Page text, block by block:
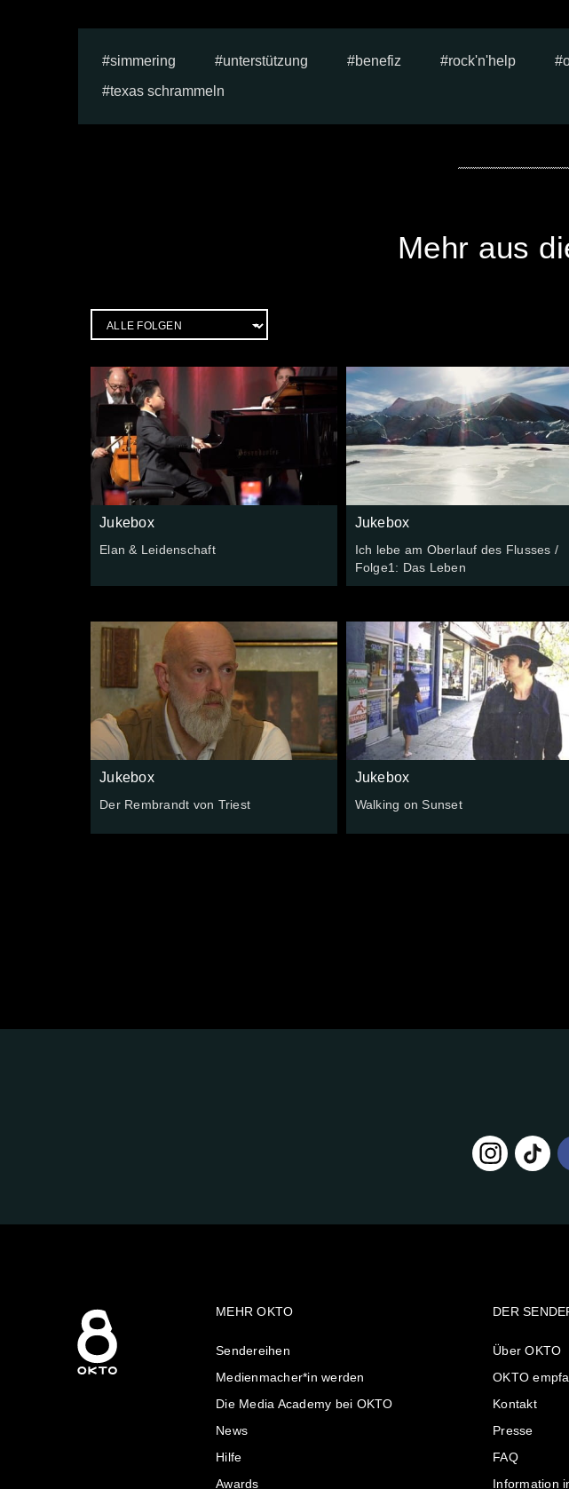
simmering unterstützung benefiz rock'n'help
texas schrammeln
Mehr aus
Jukebox
Elan & Leidenschaft
Jukebox
Ich lebe am Oberlauf des Flusses /
Folge1: Das Leben
Jukebox
Der Rembrandt von Triest
Jukebox
Walking on Sunset
MEHR OKTO
Sendereihen
Medienmacher*in werden
Die Media Academy bei OKTO
News
Hilfe
Awards
DER
Über OKTO
OKTO
Kontakt
Presse
FAQ
Information